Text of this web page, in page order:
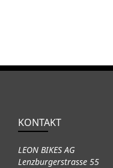
KONTAKT
LEON BIKES AG
Lenzburgerstrasse 55